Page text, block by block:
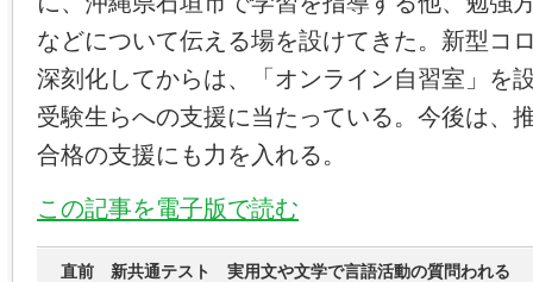
などについて伝える場を設けてきた。新型コ
深刻化してからは、「オンライン自習室」を
受験生らへの支援に当たっている。今後は、
合格の支援にも力を入れる。
この記事を電子版で読む
直前 新共通テスト 実用文や文学で言語活動の質問われる